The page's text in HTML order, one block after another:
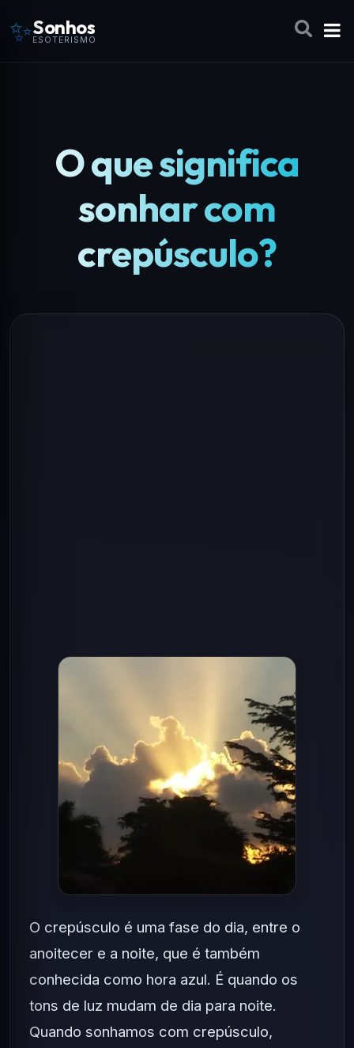
✨Sonhos
ESOTERISMO
O que significa
sonhar com
crepúsculo?
O crepúsculo é uma fase do dia, entre o
anoitecer e a noite, que é também
conhecida como hora azul. É quando os
tons de luz mudam de dia para noite.
Quando sonhamos com crepúsculo,